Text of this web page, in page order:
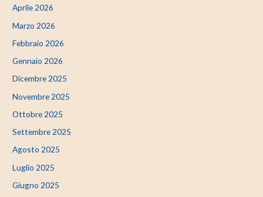
Aprile 2026
Marzo 2026
Febbraio 2026
Gennaio 2026
Dicembre 2025
Novembre 2025
Ottobre 2025
Settembre 2025
Agosto 2025
Luglio 2025
Giugno 2025